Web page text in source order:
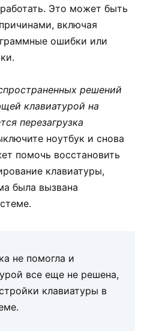
Это может быть
включая
ошибки или
решений
клавиатурой на
перезагрузка
ноутбук и снова
помочь восстановить
клавиатуры,
была вызвана
не помогла и
все еще не решена,
клавиатуры в